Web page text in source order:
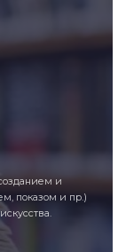
и
показом и пр.)